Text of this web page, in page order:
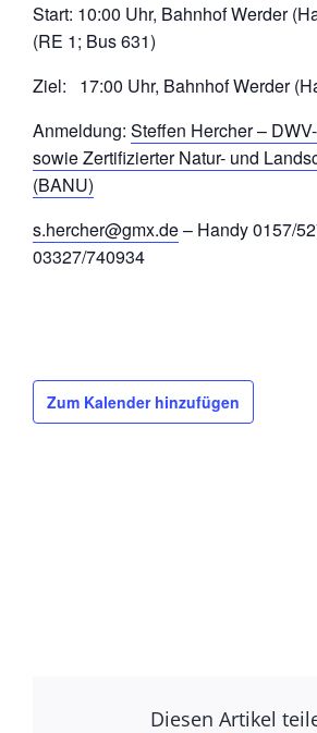
Start: 10:00 Uhr, Bahnhof Werder
(RE 1; Bus 631)
Ziel: 17:00 Uhr, Bahnhof Werder
Anmeldung: Steffen Hercher –
sowie Zertifizierter Natur- und
(BANU)
s.hercher@gmx.de– Handy 0157/
03327/740934
Zum Kalender hinzufügen
Diesen Artikel